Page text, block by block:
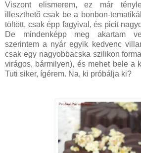
Viszont elismerem, ez már
illeszthető csak be a bonbon-
töltött, csak épp fagyival, és picit
De mindenképp meg akartam
szerintem a nyár egyik kedvenc
csak egy nagyobbacska szilikon
virágos, bármilyen), és mehet bele a
Tuti siker, ígérem. Na, ki próbálja ki?